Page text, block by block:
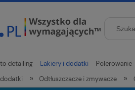
detailing Lakiery i dodatki Polerowanie
» Odtłuszczacze i zmywacze »